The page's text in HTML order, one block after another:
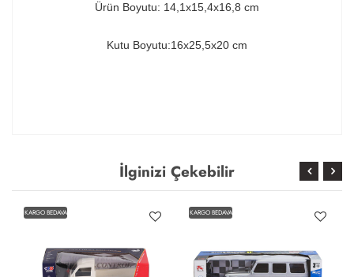
Ürün Boyutu: 14,1x15,4x16,8 cm
Kutu Boyutu:16x25,5x20 cm
İlginizi Çekebilir
KARGO BEDAVA KARGO BEDAVA